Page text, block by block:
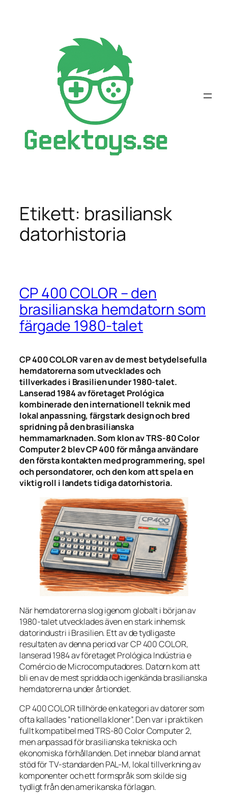
Etikett: brasiliansk
datorhistoria
CP 400 COLOR – den
brasilianska hemdatorn som
färgade 1980-talet
CP 400 COLOR var en av de mest betydelsefulla
hemdatorerna som utvecklades och
tillverkades i Brasilien under 1980-talet.
Lanserad 1984 av företaget Prológica
kombinerade den internationell teknik med
lokal anpassning, färgstark design och bred
spridning på den brasilianska
hemmamarknaden. Som klon av TRS-80 Color
Computer 2 blev CP 400 för många användare
den första kontakten med programmering, spel
och persondatorer, och den kom att spela en
viktig roll i landets tidiga datorhistoria.
När hemdatorerna slog igenom globalt i början av
1980-talet utvecklades även en stark inhemsk
datorindustri i Brasilien. Ett av de tydligaste
resultaten av denna period var CP 400 COLOR,
lanserad 1984 av företaget Prológica Indústria e
Comércio de Microcomputadores. Datorn kom att
bli en av de mest spridda och igenkända brasilianska
hemdatorerna under årtiondet.
CP 400 COLOR tillhörde en kategori av datorer som
ofta kallades ”nationella kloner”. Den var i praktiken
fullt kompatibel med TRS-80 Color Computer 2,
men anpassad för brasilianska tekniska och
ekonomiska förhållanden. Det innebar bland annat
stöd för TV-standarden PAL-M, lokal tillverkning av
komponenter och ett formspråk som skilde sig
tydligt från den amerikanska förlagan.